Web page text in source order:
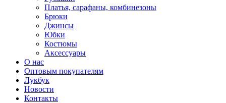
Платья, сарафаны, комбинезоны
Брюки
Джинсы
Юбки
Костюмы
Аксессуары
О нас
Оптовым покупателям
Лукбук
Новости
Контакты